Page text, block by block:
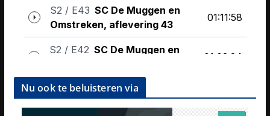
Nu ook te beluisteren via